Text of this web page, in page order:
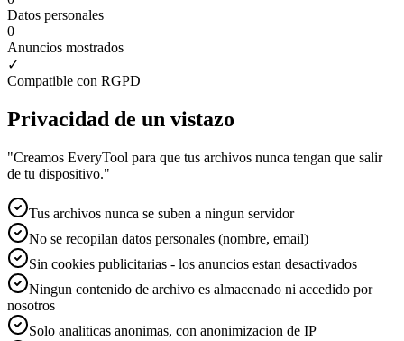
Datos personales
0
Anuncios mostrados
✓
Compatible con RGPD
Privacidad de un vistazo
"Creamos EveryTool para que tus archivos nunca tengan que salir
de tu dispositivo."
Tus archivos nunca se suben a ningun servidor
No se recopilan datos personales (nombre, email)
Sin cookies publicitarias - los anuncios estan desactivados
Ningun contenido de archivo es almacenado ni accedido por
nosotros
Solo analiticas anonimas, con anonimizacion de IP